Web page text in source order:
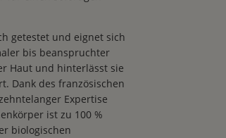
getestet und eignet sich
bis beanspruchter
Haut und hinterlässt sie
Dank des französischen
Expertise
ist zu 100 %
biologischen